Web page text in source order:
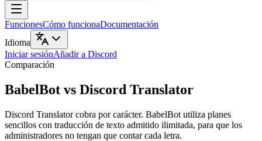
FuncionesCómo funcionaDocumentación
Idioma
Iniciar sesiónAñadir a Discord
Comparación
BabelBot vs Discord Translator
Discord Translator cobra por carácter. BabelBot utiliza planes
sencillos con traducción de texto admitido ilimitada, para que los
administradores no tengan que contar cada letra.